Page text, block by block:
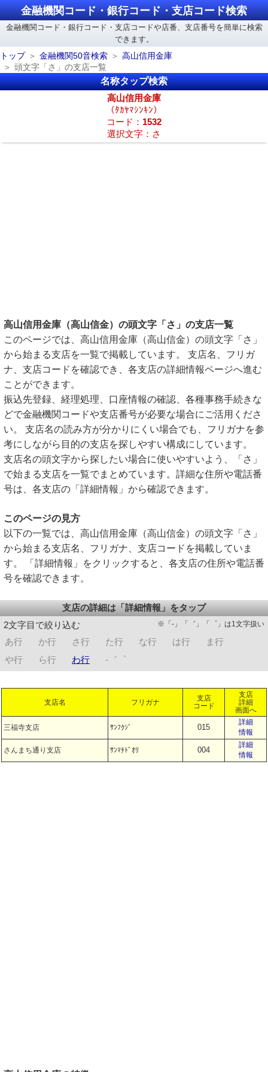
金融機関コード・銀行コード・支店コード検索
金融機関コード・銀行コード・支店コードや店番、支店番号を簡単に検索
できます。
トップ
金融機関50音検索
高山信用金庫
頭文字「さ」の支店一覧
名称タップ検索
高山信用金庫
（ﾀｶﾔﾏｼﾝｷﾝ）
コード： 1532
選択文字：さ
高山信用金庫（高山信金）の頭文字「さ」の支店一覧
このページでは、高山信用金庫（高山信金）の頭文字「さ」
から始まる支店を一覧で掲載しています。 支店名、フリガ
ナ、支店コードを確認でき、各支店の詳細情報ページへ進む
ことができます。
振込先登録、経理処理、口座情報の確認、各種事務手続きな
どで金融機関コードや支店番号が必要な場合にご活用くださ
い。 支店名の読み方が分かりにくい場合でも、フリガナを参
考にしながら目的の支店を探しやすい構成にしています。
支店名の頭文字から探したい場合に使いやすいよう、「さ」
で始まる支店を一覧でまとめています。詳細な住所や電話番
号は、各支店の「詳細情報」から確認できます。
このページの見方
以下の一覧では、高山信用金庫（高山信金）の頭文字「さ」
から始まる支店名、フリガナ、支店コードを掲載していま
す。 「詳細情報」をクリックすると、各支店の住所や電話番
号を確認できます。
支店の詳細は「詳細情報」をタップ
2文字目で絞り込む
※「-」「゛」「゜」は1文字扱い
あ行 か行 さ行 た行 な行 は行
ま行
や行
ら行 わ行 -゛゜
支店名 フリガナ
支店
コード
支店
詳細
画面へ
三福寺支店 ｻﾝﾌｸｼﾞ 015
詳細
情報
さんまち通り支店 ｻﾝﾏﾁﾄﾞｵﾘ 004
詳細
情報